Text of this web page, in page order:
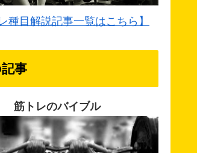
種目解説記事一覧はこちら】
事
筋トレのバイブル